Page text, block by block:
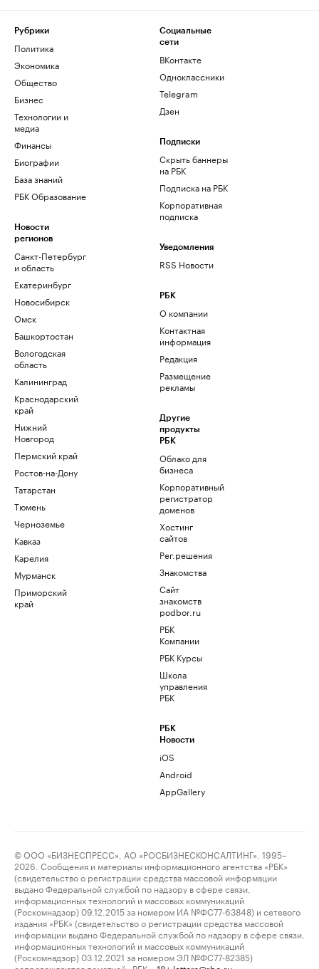
Рубрики
Политика
Экономика
Общество
Бизнес
Технологии и
медиа
Финансы
Биографии
База знаний
РБК Образование
Новости
регионов
Санкт-Петербург
и область
Екатеринбург
Новосибирск
Омск
Башкортостан
Вологодская
область
Калининград
Краснодарский
край
Нижний
Новгород
Пермский край
Ростов-на-Дону
Татарстан
Тюмень
Черноземье
Кавказ
Карелия
Мурманск
Приморский
край
Социальные
сети
ВКонтакте
Одноклассники
Telegram
Дзен
Подписки
Скрыть баннеры
на РБК
Подписка на РБК
Корпоративная
подписка
Уведомления
RSS Новости
РБК
О компании
Контактная
информация
Редакция
Размещение
рекламы
Другие
продукты
РБК
Облако для
бизнеса
Корпоративный
регистратор
доменов
Хостинг
сайтов
Рег.решения
Знакомства
Сайт
знакомств
podbor.ru
РБК
Компании
РБК Курсы
Школа
управления
РБК
РБК
Новости
iOS
Android
AppGallery
© ООО «БИЗНЕСПРЕСС», АО «РОСБИЗНЕСКОНСАЛТИНГ», 1995–
2026. Сообщения и материалы информационного агентства «РБК»
(свидетельство о регистрации средства массовой информации
выдано Федеральной службой по надзору в сфере связи,
информационных технологий и массовых коммуникаций
(Роскомнадзор) 09.12.2015 за номером ИА №ФС77-63848) и сетевого
издания «РБК» (свидетельство о регистрации средства массовой
информации выдано Федеральной службой по надзору в сфере связи,
информационных технологий и массовых коммуникаций
(Роскомнадзор) 03.12.2021 за номером ЭЛ №ФС77-82385)